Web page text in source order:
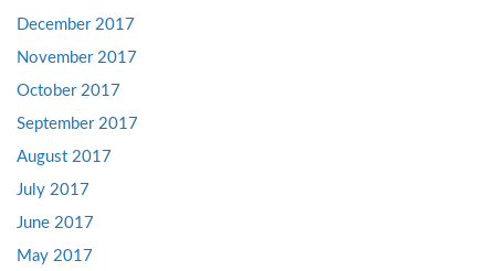
December 2017
November 2017
October 2017
September 2017
August 2017
July 2017
June 2017
May 2017